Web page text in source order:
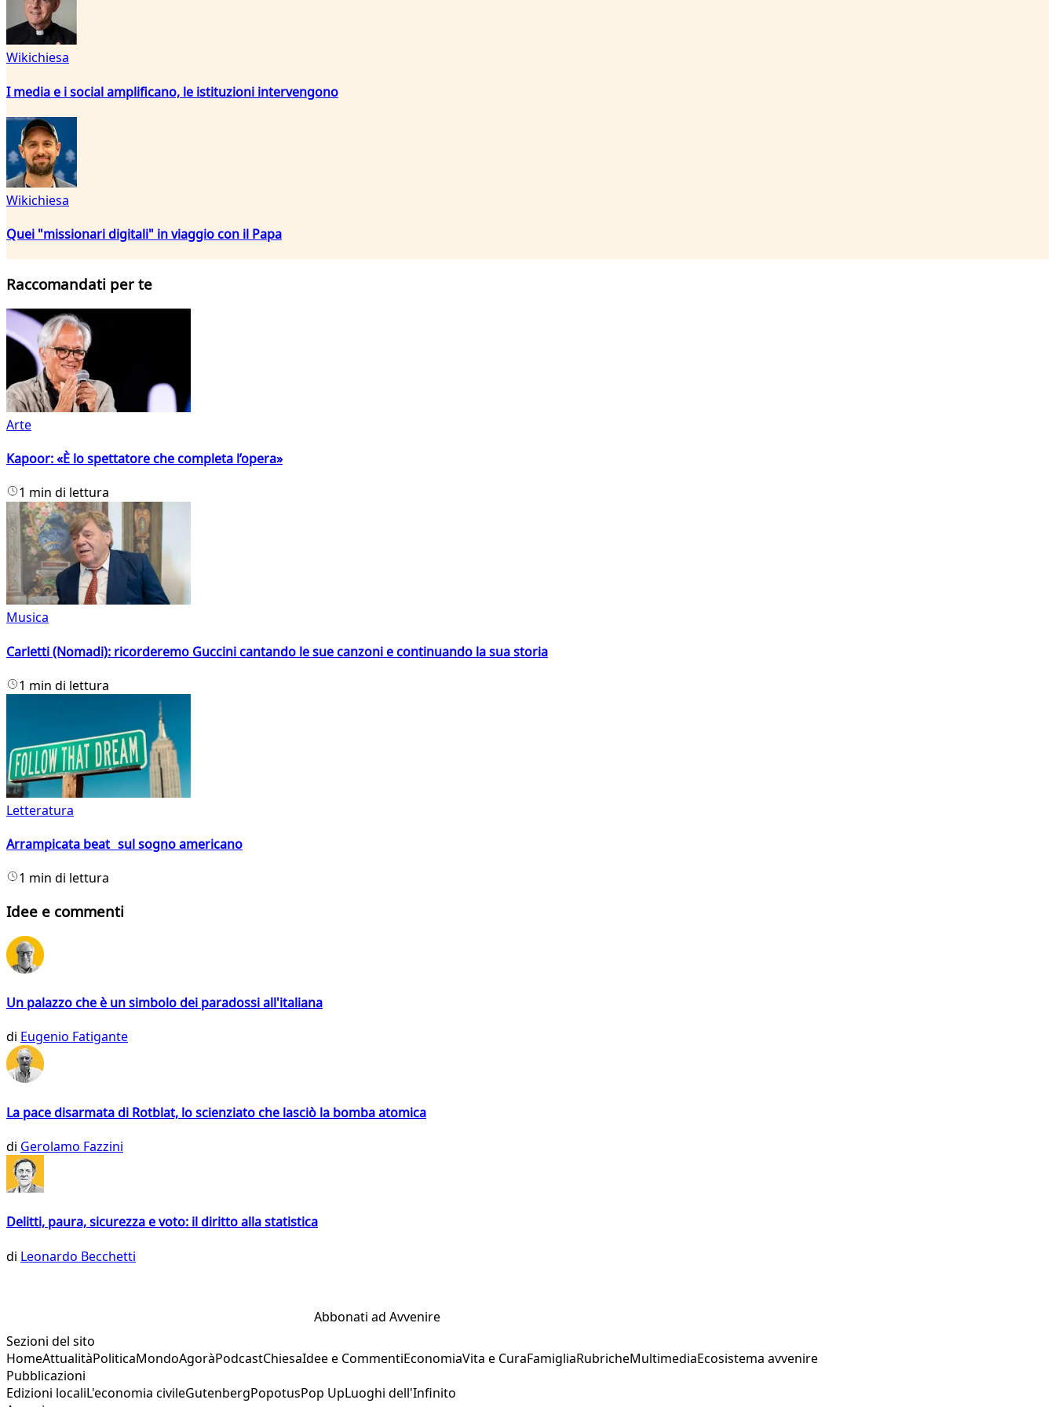
Wikichiesa
I media e i social amplificano, le istituzioni intervengono
Wikichiesa
Quei "missionari digitali" in viaggio con il Papa
Raccomandati per te
Arte
Kapoor: «È lo spettatore che completa l’opera»
1 min di lettura
Musica
Carletti (Nomadi): ricorderemo Guccini cantando le sue canzoni e continuando la sua storia
1 min di lettura
Letteratura
Arrampicata beat sul sogno americano
1 min di lettura
Idee e commenti
Un palazzo che è un simbolo dei paradossi all'italiana
di Eugenio Fatigante
La pace disarmata di Rotblat, lo scienziato che lasciò la bomba atomica
di Gerolamo Fazzini
Delitti, paura, sicurezza e voto: il diritto alla statistica
di Leonardo Becchetti
Abbonati ad Avvenire
Sezioni del sito
HomeAttualitàPoliticaMondoAgoràPodcastChiesaIdee e CommentiEconomiaVita e CuraFamigliaRubricheMultimediaEcosistema avvenire
Pubblicazioni
Edizioni localiL'economia civileGutenbergPopotusPop UpLuoghi dell'Infinito